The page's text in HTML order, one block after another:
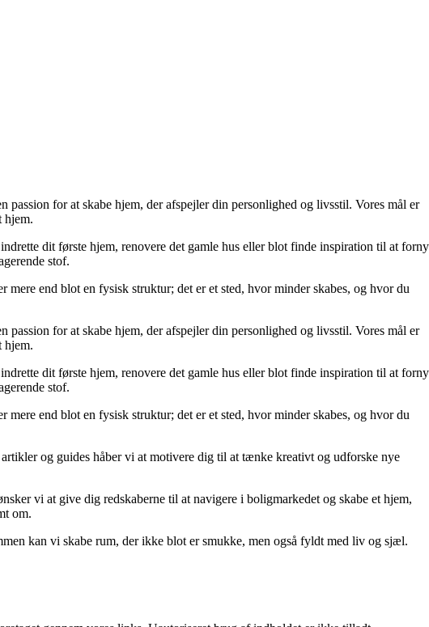
for at skabe hjem, der afspejler din personlighed og livsstil. Vores mål er
hjem.
dit første hjem, renovere det gamle hus eller blot finde inspiration til at forny
stof.
end blot en fysisk struktur; det er et sted, hvor minder skabes, og hvor du
for at skabe hjem, der afspejler din personlighed og livsstil. Vores mål er
hjem.
dit første hjem, renovere det gamle hus eller blot finde inspiration til at forny
stof.
end blot en fysisk struktur; det er et sted, hvor minder skabes, og hvor du
og guides håber vi at motivere dig til at tænke kreativt og udforske nye
vi at give dig redskaberne til at navigere i boligmarkedet og skabe et hjem,
om.
kan vi skabe rum, der ikke blot er smukke, men også fyldt med liv og sjæl.